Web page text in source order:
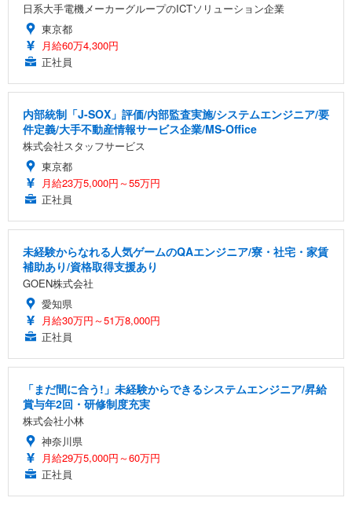
日系大手電機メーカーグループのICTソリューション企業
東京都
月給60万4,300円
正社員
内部統制「J-SOX」評価/内部監査実施/システムエンジニア/要
件定義/大手不動産情報サービス企業/MS-Office
株式会社スタッフサービス
東京都
月給23万5,000円～55万円
正社員
未経験からなれる人気ゲームのQAエンジニア/寮・社宅・家賃
補助あり/資格取得支援あり
GOEN株式会社
愛知県
月給30万円～51万8,000円
正社員
「まだ間に合う!」未経験からできるシステムエンジニア/昇給
賞与年2回・研修制度充実
株式会社小林
神奈川県
月給29万5,000円～60万円
正社員